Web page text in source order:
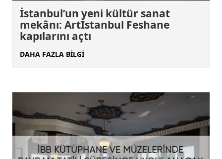
İstanbul’un yeni kültür sanat
mekânı: Artİstanbul Feshane
kapılarını açtı
DAHA FAZLA BİLGİ